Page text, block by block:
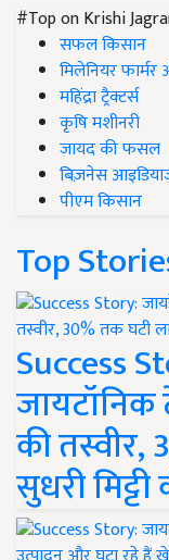
#Top on Krishi
सफल किसान
मिलेनियर फार्मर
महिंद्रा ट्रैक्टर्स
कृषि मशीनरी
जायद की फसल
बिज़नेस
पीएम किसान
Top
Success
की
सुधरी